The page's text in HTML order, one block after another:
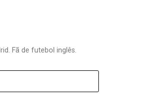
Fã de futebol inglês.